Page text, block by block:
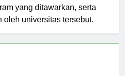
yang ditawarkan, serta
oleh universitas tersebut.